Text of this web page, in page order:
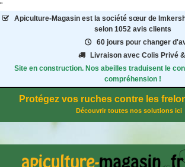
"
Apiculture-Magasinest la société sœur de
selon 1052 avis clients
60 jours pour changer
Livraison avec Colis Privé
Site en construction. Nos abeilles traduisent le
compréhension !
Protégez vos ruches contre les
Découvrir toutes nos solutions ici